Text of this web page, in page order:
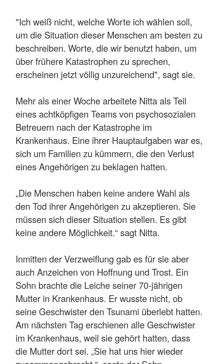
"Ich weiß nicht, welche Worte ich wählen soll,
um die Situation dieser Menschen am besten zu
beschreiben. Worte, die wir benutzt haben, um
über frühere Katastrophen zu sprechen,
erscheinen jetzt völlig unzureichend", sagt sie.
Mehr als einer Woche arbeitete Nitta als Teil
eines achtköpfigen Teams von psychosozialen
Betreuern nach der Katastrophe im
Krankenhaus. Eine ihrer Hauptaufgaben war es,
sich um Familien zu kümmern, die den Verlust
eines Angehörigen zu beklagen hatten.
„Die Menschen haben keine andere Wahl als
den Tod ihrer Angehörigen zu akzeptieren. Sie
müssen sich dieser Situation stellen. Es gibt
keine andere Möglichkeit.“ sagt Nitta.
Inmitten der Verzweiflung gab es für sie aber
auch Anzeichen von Hoffnung und Trost. Ein
Sohn brachte die Leiche seiner 70-jährigen
Mutter in Krankenhaus. Er wusste nicht, ob
seine Geschwister den Tsunami überlebt hatten.
Am nächsten Tag erschienen alle Geschwister
im Krankenhaus, weil sie gehört hatten, dass
die Mutter dort sei. „Sie hat uns hier wieder